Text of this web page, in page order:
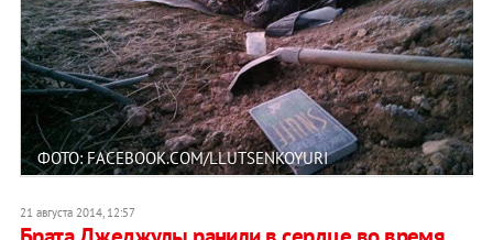
ФОТО: FACEBOOK.COM/LLUTSENKOYURI
21 августа 2014, 12:57